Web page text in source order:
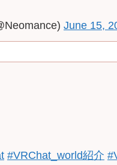
June 15,
#VRChat_world紹介